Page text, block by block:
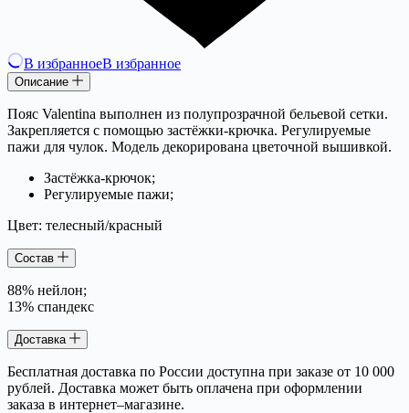
В избранноеВ избранное
Описание
Пояс Valentina выполнен из полупрозрачной бельевой сетки.
Закрепляется с помощью застёжки-крючка. Регулируемые
пажи для чулок. Модель декорирована цветочной вышивкой.
Застёжка-крючок;
Регулируемые пажи;
Цвет: телесный/красный
Состав
88% нейлон;
13% спандекс
Доставка
Бесплатная доставка по России доступна при заказе от 10 000
рублей. Доставка может быть оплачена при оформлении
заказа в интернет–магазине.